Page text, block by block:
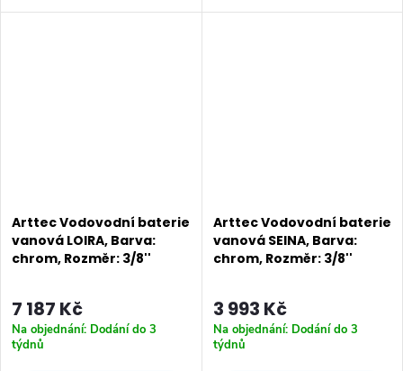
samonavíjecí 2m hadicí
baterie vanová stojánková
Arttec Vodovodní baterie
vanová LOIRA, Barva:
chrom, Rozměr: 3/8''
7 187 Kč
Na objednání: Dodání do 3
týdnů
Arttec Vodovodní baterie
vanová SEINA, Barva:
chrom, Rozměr: 3/8''
3 993 Kč
Na objednání: Dodání do 3
týdnů